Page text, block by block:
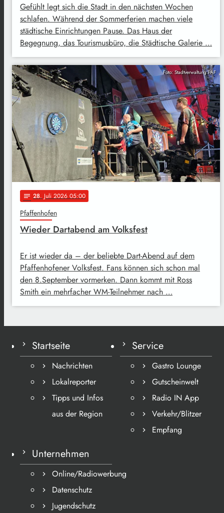
Gefühlt legt sich die Stadt in den nächsten Wochen
schlafen. Während der Sommerferien machen viele
städtische Einrichtungen Pause. Das Haus der
Begegnung, das Tourismusbüro, die Städtische Galerie …
Foto: Stadtverwaltung PAF
notes 28. Juli 2026 05:00
Pfaffenhofen
Wieder Dartabend am Volksfest
Er ist wieder da – der beliebte Dart-Abend auf dem
Pfaffenhofener Volksfest. Fans können sich schon mal
den 8.September vormerken. Dann kommt mit Ross
Smith ein mehrfacher WM-Teilnehmer nach …
Startseite
Nachrichten
Lokalreporter
Tipps und Infos
aus der Region
Service
Gastro Lounge
Gutscheinwelt
Radio IN App
Verkehr/Blitzer
Empfang
Unternehmen
Online/Radiowerbung
Datenschutz
Jugendschutz